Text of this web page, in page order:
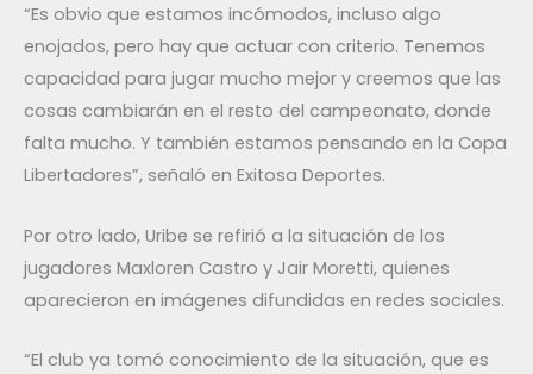
“Es obvio que estamos incómodos, incluso algo
enojados, pero hay que actuar con criterio. Tenemos
capacidad para jugar mucho mejor y creemos que las
cosas cambiarán en el resto del campeonato, donde
falta mucho. Y también estamos pensando en la Copa
Libertadores”, señaló en Exitosa Deportes.
Por otro lado, Uribe se refirió a la situación de los
jugadores Maxloren Castro y Jair Moretti, quienes
aparecieron en imágenes difundidas en redes sociales.
“El club ya tomó conocimiento de la situación, que es